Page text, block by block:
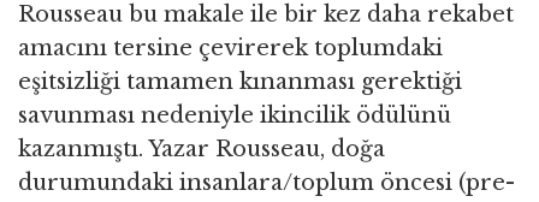
Rousseau bu makale ile bir kez daha rekabet
amacını tersine çevirerek toplumdaki
eşitsizliği tamamen kınanması gerektiği
savunması nedeniyle ikincilik ödülünü
kazanmıştı. Yazar Rousseau, doğa
durumundaki insanlara/toplum öncesi (pre-